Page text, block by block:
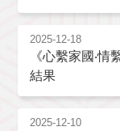
2025-12-18
《心繫家國‧
結果
2025-12-10